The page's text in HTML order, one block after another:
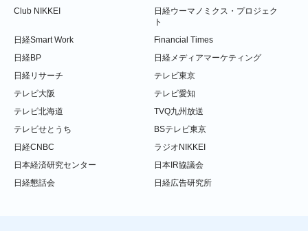
Club NIKKEI
日経ウーマノミクス・プロジェク
ト
日経Smart Work
Financial Times
日経BP
日経メディアマーケティング
日経リサーチ
テレビ東京
テレビ大阪
テレビ愛知
テレビ北海道
TVQ九州放送
テレビせとうち
BSテレビ東京
日経CNBC
ラジオNIKKEI
日本経済研究センター
日本IR協議会
日経懇話会
日経広告研究所